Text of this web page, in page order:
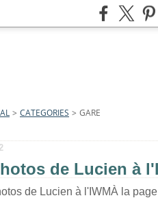
> CATEGORIES > GARE
de Lucien à
À la